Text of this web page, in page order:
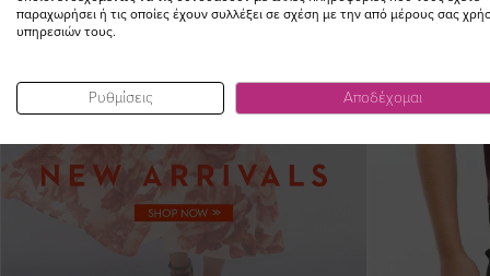
παραχωρήσει ή τις οποίες έχουν συλλέξει σε σχέση με την από μέρους σας
υπηρεσιών τους.
Ρυθμίσεις Αποδέχομαι